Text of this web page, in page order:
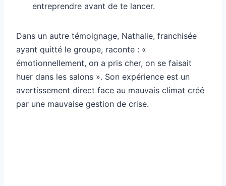
entreprendre avant de te lancer.
Dans un autre témoignage, Nathalie, franchisée
ayant quitté le groupe, raconte : «
émotionnellement, on a pris cher, on se faisait
huer dans les salons ». Son expérience est un
avertissement direct face au mauvais climat créé
par une mauvaise gestion de crise.